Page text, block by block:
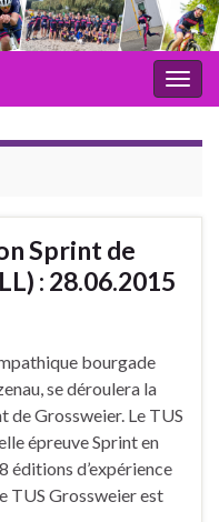
Sprint de
: 28.06.2015
bourgade
se déroulera la
de Grossweier. Le TUS
épreuve Sprint en
éditions d’expérience
TUS Grossweier est